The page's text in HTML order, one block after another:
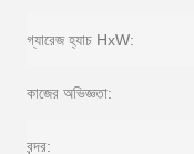
গ্যারেজ হ্যাচ HxW:
কাজের অভিজ্ঞতা:
বন্দর: